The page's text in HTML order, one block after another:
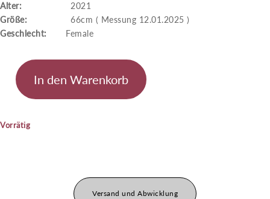
Alter: 2021
Größe: 66cm ( Messung 12.01.2025 )
Geschlecht: Female
Ginrin
Asagi
In den Warenkorb
Vorrätig
Versand und Abwicklung